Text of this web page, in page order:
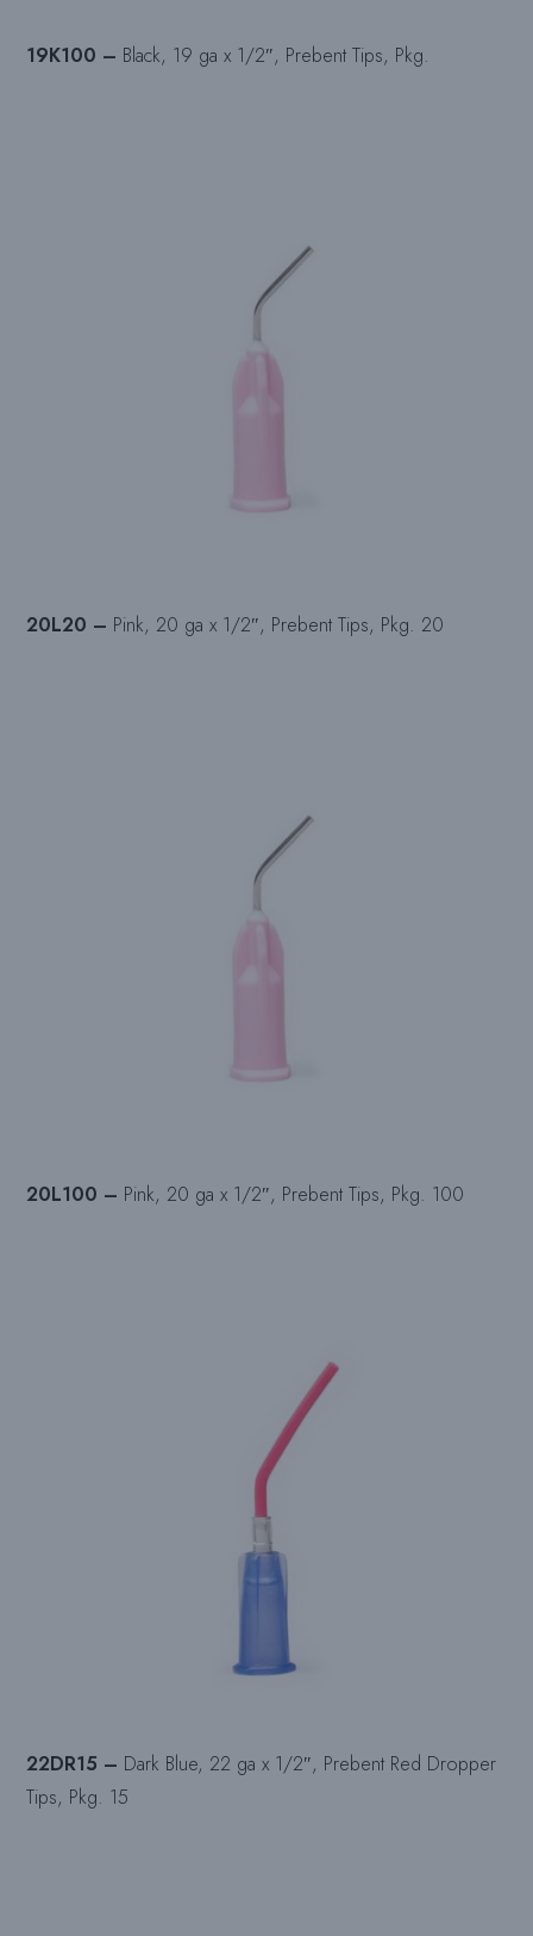
19K100 – Black, 19 ga x 1/2″, Prebent Tips, Pkg.
20L20 – Pink, 20 ga x 1/2″, Prebent Tips, Pkg. 20
20L100 – Pink, 20 ga x 1/2″, Prebent Tips, Pkg. 100
22DR15 – Dark Blue, 22 ga x 1/2″, Prebent Red Dropper
Tips, Pkg. 15